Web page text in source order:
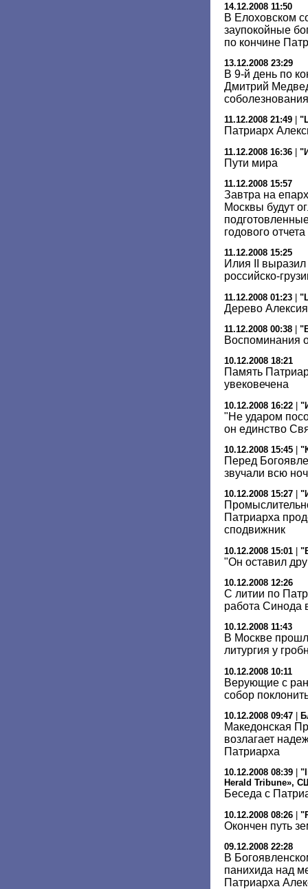
14.12.2008 11:50
В Елоховском
заупокойные
по кончине
13.12.2008 23:29
В 9-й день по
Дмитрий
соболезнования
11.12.2008 21:49
Патриарх
11.12.2008 16:36 |
Пути мира
11.12.2008 15:57
Завтра на
Москвы будут
годового отчета
11.12.2008 15:25
Илия II
российско-
11.12.2008 01:23 |
Дерево
11.12.2008 00:38
Воспоминания
10.12.2008 18:21
Память
увековечена
10.12.2008 16:22 |
"Не ударом
он единство
10.12.2008 15:45
Перед
звучали всю
10.12.2008 15:27
Патриарха
сподвижник
10.12.2008 15:01 |
"Он оставил
10.12.2008 12:26
С литии по
работа Синода
10.12.2008 11:43
В Москве
литургия у
10.12.2008 10:11
Верующие с
собор
10.12.2008 09:47
Македонская
возлагает
Патриарха
10.12.2008 08:39
Herald Tribune»,
Беседа с
10.12.2008 08:26 |
Окончен путь
09.12.2008 22:28
В
панихида над
Патриарха